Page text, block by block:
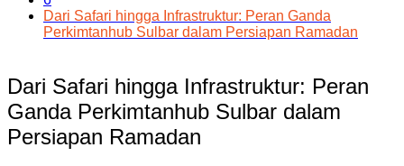
Dari Safari hingga Infrastruktur: Peran Ganda
Perkimtanhub Sulbar dalam Persiapan Ramadan
Dari Safari hingga Infrastruktur: Peran
Ganda Perkimtanhub Sulbar dalam
Persiapan Ramadan